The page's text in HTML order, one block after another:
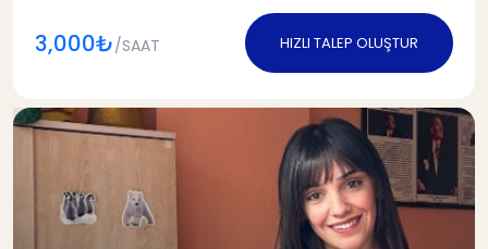
3,000₺/SAAT HIZLI TALEP OLUŞTUR